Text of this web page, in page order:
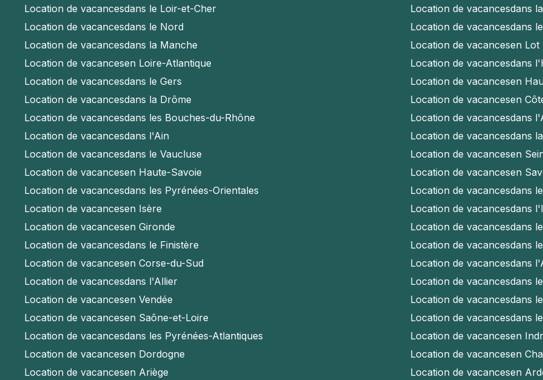
Location de vacancesdans le Loir-et-Cher Location de vacancesdans
Location de vacancesdans le Nord Location de vacancesdans
Location de vacancesdans la Manche Location de vacancesen Lot
Location de vacancesen Loire-Atlantique Location de vacancesdans
Location de vacancesdans le Gers Location de vacancesen
Location de vacancesdans la Drôme Location de vacancesen
Location de vacancesdans les Bouches-du-Rhône Location de vacancesdans
Location de vacancesdans l'Ain Location de vacancesdans
Location de vacancesdans le Vaucluse Location de vacancesen
Location de vacancesen Haute-Savoie Location de vacancesen
Location de vacancesdans les Pyrénées-Orientales Location de vacancesdans
Location de vacancesen Isère Location de vacancesdans
Location de vacancesen Gironde Location de vacancesdans
Location de vacancesdans le Finistère Location de vacancesdans
Location de vacancesen Corse-du-Sud Location de vacancesdans
Location de vacancesdans l'Allier Location de vacancesdans
Location de vacancesen Vendée Location de vacancesdans
Location de vacancesen Saône-et-Loire Location de vacancesdans
Location de vacancesdans les Pyrénées-Atlantiques Location de vacancesen
Location de vacancesen Dordogne Location de vacancesen
Location de vacancesen Ariège Location de vacancesen